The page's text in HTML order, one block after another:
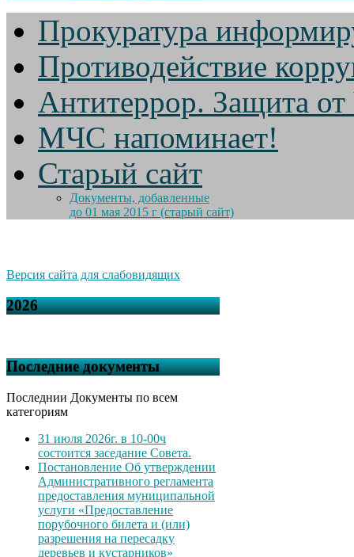
Прокуратура
Противодействие
Антитеррор. Защита
МЧС напоминает!
Старый сайт
Документы, добавленные
до 01 мая 2015 г (старый сайт)
Версия сайта для слабовидящих
2026
Последние документы
Последнии Документы по всем
категориям
31 июля 2026г. в 10-00ч
состоится заседание Совета.
Постановление Об утверждении
Административного регламента
предоставления муниципальной
услуги «Предоставление
порубочного билета и (или)
разрешения на пересадку
деревьев и кустарников»